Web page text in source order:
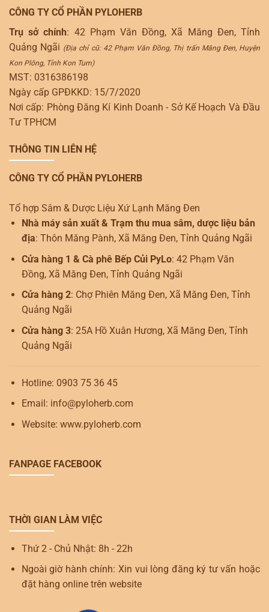
CÔNG TY CỔ PHẦN PYLOHERB
Trụ sở chính: 42 Phạm Văn Đồng, Xã Măng Đen, Tỉnh
Quảng Ngãi (Địa chỉ cũ: 42 Phạm Văn Đồng, Thị trấn Măng Đen, Huyện
Kon Plông, Tỉnh Kon Tum)
MST: 0316386198
Ngày cấp GPĐKKD: 15/7/2020
Nơi cấp: Phòng Đăng Kí Kinh Doanh - Sở Kế Hoạch Và Đầu
Tư TPHCM
THÔNG TIN LIÊN HỆ
CÔNG TY CỔ PHẦN PYLOHERB
Tổ hợp Sâm & Dược Liệu Xứ Lạnh Măng Đen
Nhà máy sản xuất & Trạm thu mua sâm, dược liệu bản
địa: Thôn Măng Pành, Xã Măng Đen, Tỉnh Quảng Ngãi
Cửa hàng 1 & Cà phê Bếp Củi PyLo: 42 Phạm Văn
Đồng, Xã Măng Đen, Tỉnh Quảng Ngãi
Cửa hàng 2: Chợ Phiên Măng Đen, Xã Măng Đen, Tỉnh
Quảng Ngãi
Cửa hàng 3: 25A Hồ Xuân Hương, Xã Măng Đen, Tỉnh
Quảng Ngãi
Hotline: 0903 75 36 45
Email: info@pyloherb.com
Website: www.pyloherb.com
FANPAGE FACEBOOK
THỜI GIAN LÀM VIỆC
Thứ 2 - Chủ Nhật: 8h - 22h
Ngoài giờ hành chính: Xin vui lòng đăng ký tư vấn hoặc
đặt hàng online trên website